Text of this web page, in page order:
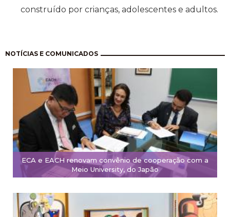
construído por crianças, adolescentes e adultos.
NOTÍCIAS E COMUNICADOS
ECA e EACH renovam convênio de cooperação com a
Meio University, do Japão
Pagination